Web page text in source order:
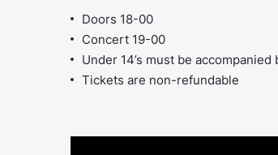
Doors 18-00
Concert 19-00
Under 14’s must be accompanied
Tickets are non-refundable